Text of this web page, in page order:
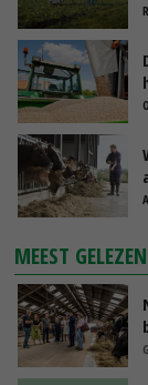
MEEST GELEZEN